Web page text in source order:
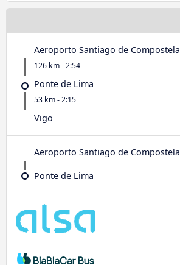
Aeroporto Santiago de Compostela
126 km - 2:54
Ponte de Lima
53 km - 2:15
Vigo
Aeroporto Santiago de Compostela
Ponte de Lima